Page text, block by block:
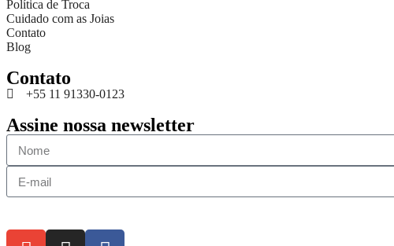
Política de Troca
Cuidado com as Joias
Contato
Blog
Contato
+55 11 91330-0123
Assine nossa newsletter